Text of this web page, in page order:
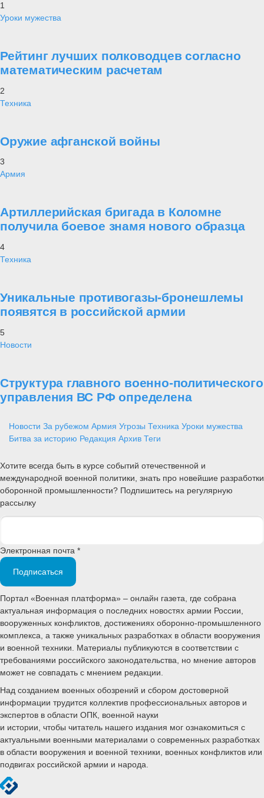
1
Уроки мужества
Рейтинг лучших полководцев согласно
математическим расчетам
2
Техника
Оружие афганской войны
3
Армия
Артиллерийская бригада в Коломне
получила боевое знамя нового образца
4
Техника
Уникальные противогазы-бронешлемы
появятся в российской армии
5
Новости
Структура главного военно-политического
управления ВС РФ определена
Новости За рубежом Армия Угрозы Техника Уроки мужества
Битва за историю Редакция Архив Теги
Хотите всегда быть в курсе событий отечественной и
международной военной политики, знать про новейшие разработки
оборонной промышленности? Подпишитесь на регулярную
рассылку
Электронная почта *
Подписаться
Портал «Военная платформа» – онлайн газета, где собрана
актуальная информация о последних новостях армии России,
вооруженных конфликтов, достижениях оборонно-промышленного
комплекса, а также уникальных разработках в области вооружения
и военной техники. Материалы публикуются в соответствии с
требованиями российского законодательства, но мнение авторов
может не совпадать с мнением редакции.
Над созданием военных обозрений и сбором достоверной
информации трудится коллектив профессиональных авторов и
экспертов в области ОПК, военной науки
и истории, чтобы читатель нашего издания мог ознакомиться с
актуальными военными материалами о современных разработках
в области вооружения и военной техники, военных конфликтов или
подвигах российской армии и народа.